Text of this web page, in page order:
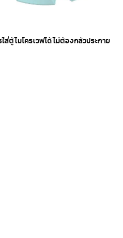
ส่ตู้ไมโครเวฟได้ ไม่ต้องกลัวประกาย